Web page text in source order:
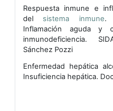
Respuesta inmune e
del sistema inmune.
Inflamación aguda y
inmunodeficiencia.
Sánchez Pozzi
Enfermedad hepática
Insuficiencia hepática.